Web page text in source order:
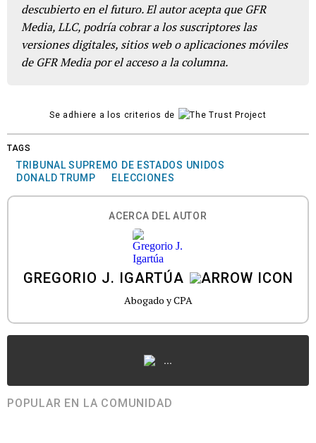
descubierto en el futuro. El autor acepta que GFR
Media, LLC, podría cobrar a los suscriptores las
versiones digitales, sitios web o aplicaciones móviles
de GFR Media por el acceso a la columna.
Se adhiere a los criterios de
TAGS
TRIBUNAL SUPREMO DE ESTADOS UNIDOS
DONALD TRUMP
ELECCIONES
ACERCA DEL AUTOR
GREGORIO J. IGARTÚA
Abogado y CPA
...
POPULAR EN LA COMUNIDAD